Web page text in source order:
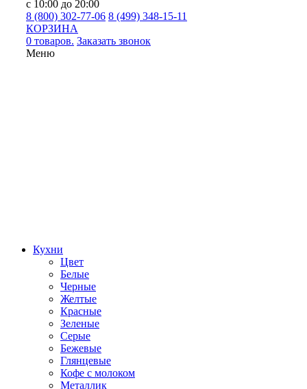
с 10:00 до 20:00
8 (800) 302-77-06 8 (499) 348-15-11
КОРЗИНА
0 товаров. Заказать звонок
Меню
Кухни
Цвет
Белые
Черные
Желтые
Красные
Зеленые
Серые
Бежевые
Глянцевые
Кофе с молоком
Металлик